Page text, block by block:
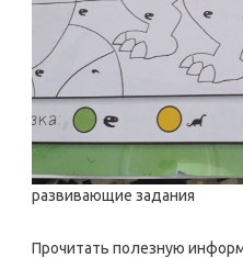
развивающие задания
Прочитать полезную